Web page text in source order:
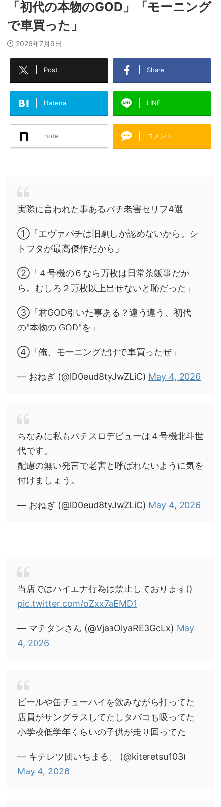
「初代の本物のGOD」「モーニング
で車買った」
2026年7月9日
Post Share
Hatena LINE
note コメント
実際に言われた事あるパチ老害セリフ4選
①「エヴァパチは旧劇しか認めないから。シ
トフタが最高傑作だから」
②「４号機の６なら万枚は日常茶飯事だか
ら。むしろ２万枚以上出せないと恥だった」
③「君GOD引いた事ある？違う違う、初代
の"本物の GOD"を」
④「俺、モーニングだけで車買ったぜ」
— おねぎ (@lD0eud8tyJwZLiC) May 4, 2026
ちなみに私もパチスロデビューは４号機北斗世
代です。
配慮の無い発言で老害と呼ばれないように気を
付けましょう。
— おねぎ (@lD0eud8tyJwZLiC) May 4, 2026
当店ではハイエナ行為は禁止しております()
pic.twitter.com/oZxx7aEMD1
— マチタンさん (@VjaaOiyaRE3GcLx) May
4, 2026
ビールや缶チューハイを飲みながら打ってた
店員がサングラスしてたしタバコも吸ってた
小学校低学年くらいの子供が走り回ってた
— キテレツ団いちまる。 (@kiteretsu103)
May 4, 2026